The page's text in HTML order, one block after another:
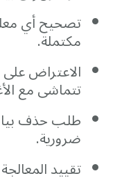
تصحيحأي
مكتملة.
الاعتراضعلى
تتماشىمع
طلبحذف
ضرورية.
تقييدالمعالجة